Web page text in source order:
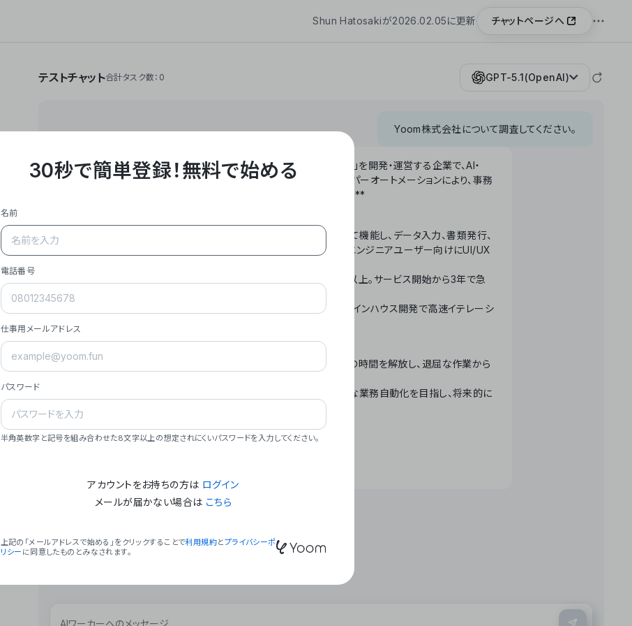
Shun Hatosakiが2026.02.05に更新 チャットページへ
テストチャット合計タスク数：0 GPT-5.1(OpenAI)
Yoom株式会社について調査してください。
**Yoom株式会社は、ビジネスオートメーションSaaS「Yoom」を開発・運営する企業で、AI・
API・RPA・OCRなどの技術をノーコードで組み合わせたハイパーオートメーションにより、事務
作業やデスクワークを自動化するサービスを提供しています。**
- **主力プロダクト「Yoom」**: SaaS連携データベースとして機能し、データ入力、書類発行、
メール対応、請求書処理、日報作成などの業務を自動化。非エンジニアユーザー向けにUI/UX
- **実績**: 国内利用社数20,000社超、直近成長率300%以上。サービス開始から3年で急
- **強み**: すべての自動化技術を1プラットフォームで完結。インハウス開発で高速イテレーシ
- **ミッション**: 「We Make Time」 – テクノロジーで人々の時間を解放し、退屈な作業から
- **ビジョン**: 「Global Business Automation」 – 世界的な業務自動化を目指し、将来的に
### 会社概要
30秒で簡単登録！無料で始める
名前
電話番号
仕事用メールアドレス
パスワード
半角英数字と記号を組み合わせた8文字以上の想定されにくいパスワードを入力してください。
アカウントをお持ちの方は ログイン
メールが届かない場合は こちら
上記の「メールアドレスで始める」をクリックすることで利用規約とプライバシーポ
リシー に同意したものとみなされます。